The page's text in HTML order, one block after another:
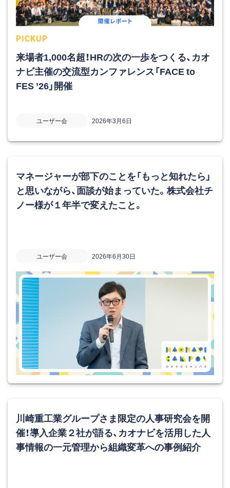
PICKUP
来場者1,000名超！HRの次の一歩をつくる、カオ
ナビ主催の交流型カンファレンス「FACE to
FES ’26」開催
ユーザー会 2026年3月6日
マネージャーが部下のことを「もっと知れたら」
と思いながら、面談が始まっていた。株式会社チ
ノー様が１年半で変えたこと。
ユーザー会 2026年6月30日
川崎重工業グループさま限定の人事研究会を開
催！導入企業２社が語る、カオナビを活用した人
事情報の一元管理から組織変革への事例紹介